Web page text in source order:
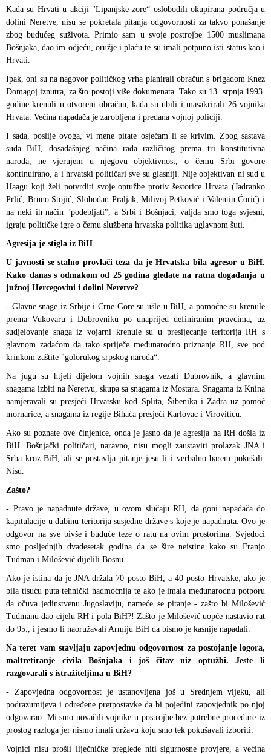
Kada su Hrvati u akciji "Lipanjske zore“ oslobodili okupirana područja u
dolini Neretve, nisu se pokretala pitanja odgovornosti za takvo ponašanje
zbog budućeg suživota. Primio sam u svoje postrojbe 1500 muslimana
Bošnjaka, dao im odjeću, oružje i plaću te su imali potpuno isti status kao i
Hrvati.
Ipak, oni su na nagovor političkog vrha planirali obračun s brigadom Knez
Domagoj iznutra, za što postoji više dokumenata. Tako su 13. srpnja 1993.
godine krenuli u otvoreni obračun, kada su ubili i masakrirali 26 vojnika
Hrvata. Većina napadača je zarobljena i predana vojnoj policiji.
I sada, poslije ovoga, vi mene pitate osjećam li se krivim. Zbog sastava
suda BiH, dosadašnjeg načina rada različitog prema tri konstitutivna
naroda, ne vjerujem u njegovu objektivnost, o čemu Srbi govore
kontinuirano, a i hrvatski političari sve su glasniji. Nije objektivan ni sud u
Haagu koji želi potvrditi svoje optužbe protiv šestorice Hrvata (Jadranko
Prlić, Bruno Stojić, Slobodan Praljak, Milivoj Petković i Valentin Ćorić) i
na neki ih način "podebljati", a Srbi i Bošnjaci, valjda smo toga svjesni,
igraju političke igre o čemu službena hrvatska politika uglavnom šuti.
Agresija je stigla iz BiH
U javnosti se stalno provlači teza da je Hrvatska bila agresor u BiH.
Kako danas s odmakom od 25 godina gledate na ratna događanja u
južnoj Hercegovini i dolini Neretve?
- Glavne snage iz Srbije i Crne Gore su ušle u BiH, a pomoćne su krenule
prema Vukovaru i Dubrovniku po unaprijed definiranim pravcima, uz
sudjelovanje snaga iz vojarni krenule su u presijecanje teritorija RH s
glavnom zadaćom da tako spriječe međunarodno priznanje RH, sve pod
krinkom zaštite "golorukog srpskog naroda“.
Na jugu su htjeli dijelom vojnih snaga vezati Dubrovnik, a glavnim
snagama izbiti na Neretvu, skupa sa snagama iz Mostara. Snagama iz Knina
namjeravali su presjeći Hrvatsku kod Splita, Šibenika i Zadra uz pomoć
mornarice, a snagama iz regije Bihaća presjeći Karlovac i Viroviticu.
Ako su poznate ove činjenice, onda je jasno da je agresija na RH došla iz
BiH. Bošnjački političari, naravno, nisu mogli zaustaviti prolazak JNA i
Srba kroz BiH, ali se postavlja pitanje jesu li i verbalno barem pokušali.
Nisu.
Zašto?
- Pravo je napadnute države, u ovom slučaju RH, da goni napadača do
kapitulacije u dubinu teritorija susjedne države s koje je napadnuta. Ovo je
odgovor na sve bivše i buduće teze o ratu na ovim prostorima. Svjedoci
smo posljednjih dvadesetak godina da se šire neistine kako su Franjo
Tuđman i Milošević dijelili Bosnu.
Ako je istina da je JNA držala 70 posto BiH, a 40 posto Hrvatske; ako je
bila tisuću puta tehnički nadmoćnija te ako je imala međunarodnu potporu
da očuva jedinstvenu Jugoslaviju, nameće se pitanje - zašto bi Milošević
Tuđmanu dao cijelu RH i pola BiH?! Zašto je Milošević uopće nastavio rat
do 95., i jesmo li naoružavali Armiju BiH da bismo je kasnije napadali.
Na teret vam stavljaju zapovjednu odgovornost za postojanje logora,
maltretiranje civila Bošnjaka i još čitav niz optužbi. Jeste li
razgovarali s istražiteljima u BiH?
- Zapovjedna odgovornost je ustanovljena još u Srednjem vijeku, ali
podrazumijeva i određene pretpostavke da bi pojedini zapovjednik po njoj
odgovarao. Mi smo novačili vojnike u postrojbe bez potrebne procedure iz
prostog razloga jer nismo imali državu koju smo tek pokušavali izboriti.
Vojnici nisu prošli liječničke preglede niti sigurnosne provjere, a većina